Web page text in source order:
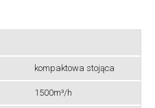
kompaktowa stojąca
1500m³/h